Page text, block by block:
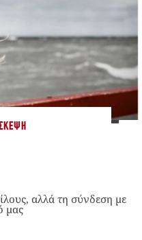
αλλά τη σύνδεση με
μας